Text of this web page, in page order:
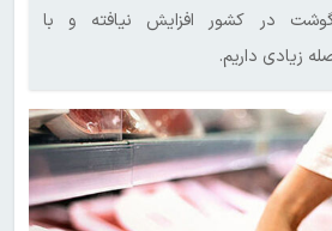
در کشور افزایش نیافته و با
زیادی داریم.